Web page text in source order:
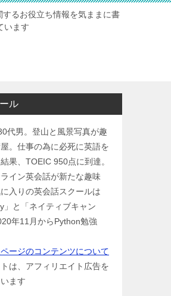
るお役立ち情報を気ままに書
います
ル
代男。登山と風景写真が趣
。仕事の為に必死に英語を
果、TOEIC 950点に到達。
イン英会話が新たな趣味
入りの英会話スクールは
」と「ネイティブキャン
年11月からPython勉強
ージのコンテンツについて
は、アフィリエイト広告を
ます